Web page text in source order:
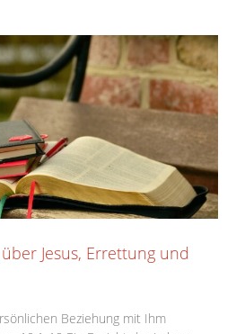
Jesus, Errettung und
Beziehung mit Ihm